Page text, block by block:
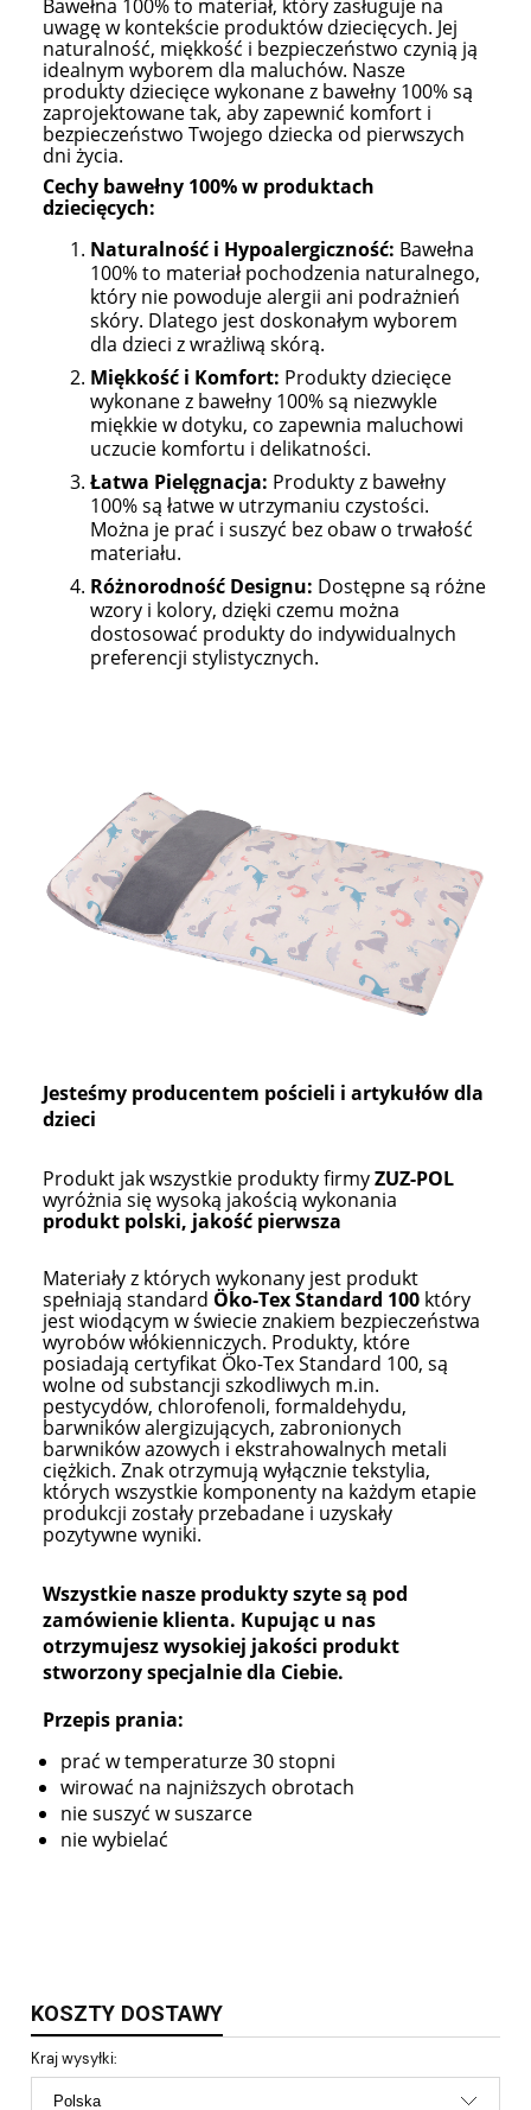
Bawełna 100% to materiał, który zasługuje na
uwagę w kontekście produktów dziecięcych. Jej
naturalność, miękkość i bezpieczeństwo czynią ją
idealnym wyborem dla maluchów. Nasze
produkty dziecięce wykonane z bawełny 100% są
zaprojektowane tak, aby zapewnić komfort i
bezpieczeństwo Twojego dziecka od pierwszych
dni życia.
Cechy bawełny 100% w produktach
dziecięcych:
Naturalność i Hypoalergiczność: Bawełna
100% to materiał pochodzenia naturalnego,
który nie powoduje alergii ani podrażnień
skóry. Dlatego jest doskonałym wyborem
dla dzieci z wrażliwą skórą.
Miękkość i Komfort: Produkty dziecięce
wykonane z bawełny 100% są niezwykle
miękkie w dotyku, co zapewnia maluchowi
uczucie komfortu i delikatności.
Łatwa Pielęgnacja: Produkty z bawełny
100% są łatwe w utrzymaniu czystości.
Można je prać i suszyć bez obaw o trwałość
materiału.
Różnorodność Designu: Dostępne są różne
wzory i kolory, dzięki czemu można
dostosować produkty do indywidualnych
preferencji stylistycznych.
Jesteśmy producentem pościeli i artykułów dla
dzieci
Produkt jak wszystkie produkty firmyZUZ-POL
wyróżnia się wysoką jakością wykonania
produkt polski, jakość pierwsza
Materiały z których wykonany jest produkt
spełniają standard Öko-Tex Standard 100 który
jest wiodącym w świecie znakiem bezpieczeństwa
wyrobów włókienniczych. Produkty, które
posiadają certyfikat Öko-Tex Standard 100, są
wolne od substancji szkodliwych m.in.
pestycydów, chlorofenoli, formaldehydu,
barwników alergizujących, zabronionych
barwników azowych i ekstrahowalnych metali
ciężkich. Znak otrzymują wyłącznie tekstylia,
których wszystkie komponenty na każdym etapie
produkcji zostały przebadane i uzyskały
pozytywne wyniki.
Wszystkie nasze produkty szyte są pod
zamówienie klienta. Kupując u nas
otrzymujesz wysokiej jakości produkt
stworzony specjalnie dla Ciebie.
Przepis prania:
prać w temperaturze 30 stopni
wirować na najniższych obrotach
nie suszyć w suszarce
nie wybielać
KOSZTY DOSTAWY
Kraj wysyłki: